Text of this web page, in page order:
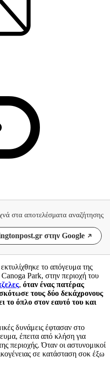
στα αποτελέσματα αναζήτησης
στην Google
το απόγευμα της
Park, στην περιοχή του
, όταν ένας πατέρας
τους δύο δεκάχρονους
το όπλο στον εαυτό του και
δυνάμεις έφτασαν στο
έπειτα από κλήση για
περιοχής. Όταν οι αστυνομικοί
σε κατάσταση σοκ έξω